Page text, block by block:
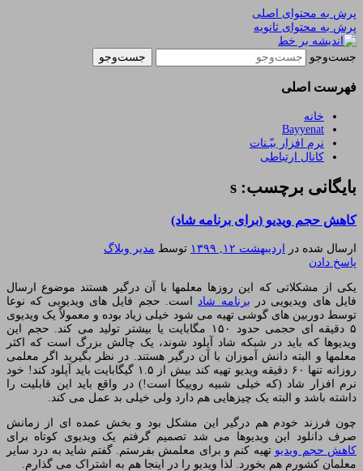
پرش به محتوای اصلی
پرش به محتوای ثانویه
اندیشه بر خط
یادداشتهای یک معلم در باب زندگی، اخلاق، اخبار،
علم و سیاست
جست‌وجو
فهرست اصلی
خانه
Bayyenat
نرم افزار بیّـنات
کانال ارتباطی
بایگانی برچسب: s
کاهش حجم ویدیو (برای برنامه شاد)
ارسال شده در اردیبهشت ۱۲, ۱۳۹۹ توسط مدیر وبلاگ
پاسخ دادن
یکی از مشکلاتی که این روزها معلمها با آن درگیر هستند موضوع ارسال
فایل های ویدیویی در برنامه شاد
است. حجم فایل های ویدیویی که نوعا
توسط دوربین های گوشی تهیه می شود خیلی زیاد بوده و معمولاً یک ویدیوی
۵ دقیقه ای حجمی حدود ۱۵۰ مگابایت یا بیشتر تولید می کند. حجم این
ویدیوها که باید در شبکه شاد آپلود شوند، یک چالش بزرگ است که اکثر
معلمها و البته دانش آموزان با آن درگیر هستند. در نظر بگیرید اگر معلمی
روزانه تنها ۶۰ دقیقه ویدیو تهیه کند بیش از ۱.۵ گیگابایت باید آپلود کند! خود
نرم افزار شاد (که خیلی شبیه روییکا است!) در واقع باید این قابلیت را
داشته باشد و البته یک چیزهایی هم دارد ولی خیلی بد عمل می کند.
چون فرزند خودم هم درگیر این مشکل بود و بخش عمده ای از زمانش
صرف دانلود این ویدیوها می شد تصمیم گرفتم یک ویدیوی کوتاه برای
کاهش حجم ویدیو تهیه کنم و برای معلمش بفرستم. گفتم شاید به درد سایر
معلمان کشورم هم بخورد. لذا ویدیو را در اینجا هم به اشتراک می گذارم.